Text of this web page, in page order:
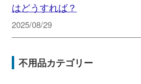
はどうすれば？
2025/08/29
不用品カテゴリー